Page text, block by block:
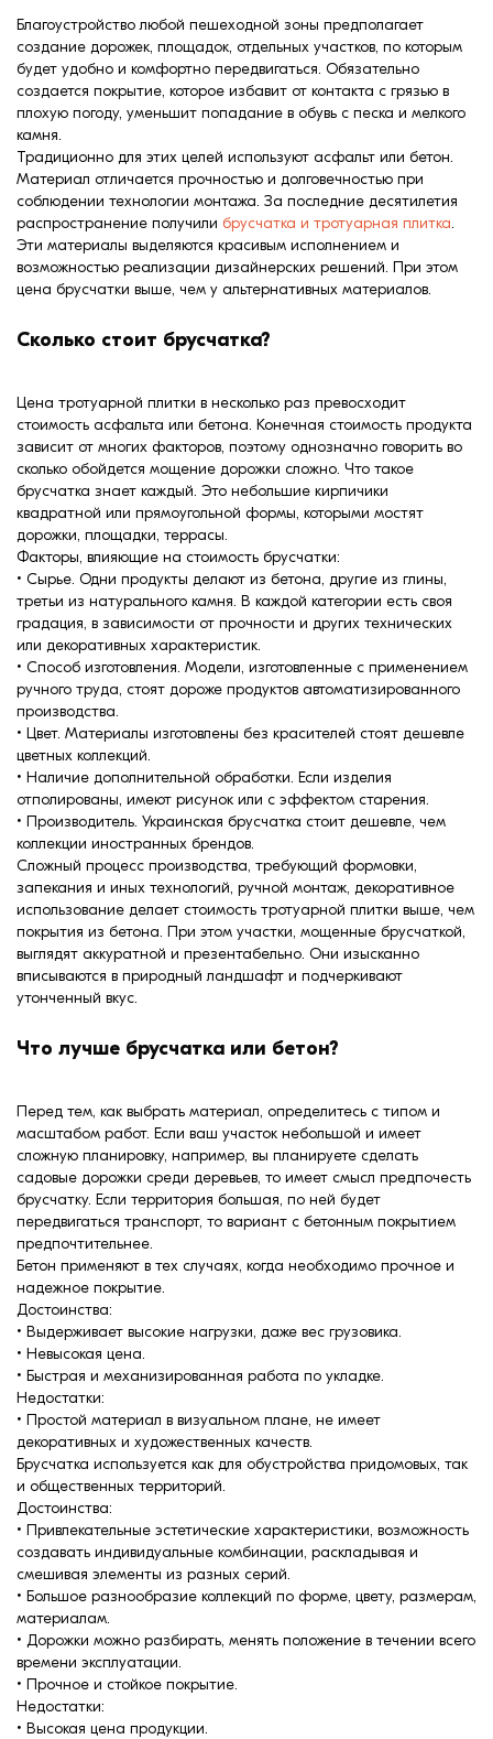
Клинкерная плитка
Ступени, крыльцо
смеси
Благоустройство любой пешеходной зоны предполагает
создание дорожек, площадок, отдельных участков, по которым
будет удобно и комфортно передвигаться. Обязательно
создается покрытие, которое избавит от контакта с грязью в
плохую погоду, уменьшит попадание в обувь с песка и мелкого
камня.
Традиционно для этих целей используют асфальт или бетон.
Материал отличается прочностью и долговечностью при
соблюдении технологии монтажа. За последние десятилетия
распространение получили брусчатка и тротуарная плитка.
Эти материалы выделяются красивым исполнением и
возможностью реализации дизайнерских решений. При этом
цена брусчатки выше, чем у альтернативных материалов.
Сколько стоит брусчатка?
Цена тротуарной плитки в несколько раз превосходит
стоимость асфальта или бетона. Конечная стоимость продукта
зависит от многих факторов, поэтому однозначно говорить во
сколько обойдется мощение дорожки сложно. Что такое
брусчатка знает каждый. Это небольшие кирпичики
квадратной или прямоугольной формы, которыми мостят
дорожки, площадки, террасы.
Факторы, влияющие на стоимость брусчатки:
• Сырье. Одни продукты делают из бетона, другие из глины,
третьи из натурального камня. В каждой категории есть своя
градация, в зависимости от прочности и других технических
или декоративных характеристик.
• Способ изготовления. Модели, изготовленные с применением
ручного труда, стоят дороже продуктов автоматизированного
производства.
• Цвет. Материалы изготовлены без красителей стоят дешевле
цветных коллекций.
• Наличие дополнительной обработки. Если изделия
отполированы, имеют рисунок или с эффектом старения.
• Производитель. Украинская брусчатка стоит дешевле, чем
коллекции иностранных брендов.
Сложный процесс производства, требующий формовки,
запекания и иных технологий, ручной монтаж, декоративное
использование делает стоимость тротуарной плитки выше, чем
покрытия из бетона. При этом участки, мощенные брусчаткой,
выглядят аккуратной и презентабельно. Они изысканно
вписываются в природный ландшафт и подчеркивают
утонченный вкус.
Что лучше брусчатка или бетон?
Перед тем, как выбрать материал, определитесь с типом и
масштабом работ. Если ваш участок небольшой и имеет
сложную планировку, например, вы планируете сделать
садовые дорожки среди деревьев, то имеет смысл предпочесть
брусчатку. Если территория большая, по ней будет
передвигаться транспорт, то вариант с бетонным покрытием
предпочтительнее.
Бетон применяют в тех случаях, когда необходимо прочное и
надежное покрытие.
Достоинства:
• Выдерживает высокие нагрузки, даже вес грузовика.
• Невысокая цена.
• Быстрая и механизированная работа по укладке.
Недостатки:
• Простой материал в визуальном плане, не имеет
декоративных и художественных качеств.
Брусчатка используется как для обустройства придомовых, так
и общественных территорий.
Достоинства:
• Привлекательные эстетические характеристики, возможность
создавать индивидуальные комбинации, раскладывая и
смешивая элементы из разных серий.
• Большое разнообразие коллекций по форме, цвету, размерам,
материалам.
• Дорожки можно разбирать, менять положение в течении всего
времени эксплуатации.
• Прочное и стойкое покрытие.
Недостатки:
• Высокая цена продукции.